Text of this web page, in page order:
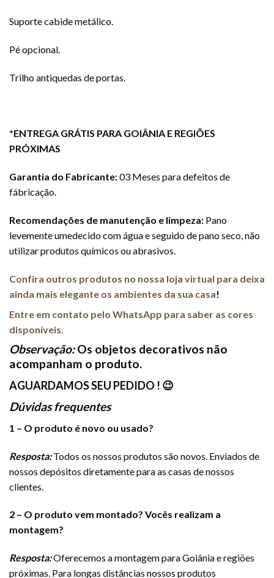
Suporte cabide metálico.
Pé opcional.
Trilho antiquedas de portas.
*ENTREGA GRÁTIS PARA GOIÂNIA E REGIÕES
PRÓXIMAS
Garantia do Fabricante:03 Meses para defeitos de
fábricação.
Recomendações de manutenção e limpeza: Pano
levemente umedecido com água e seguido de pano seco, não
utilizar produtos químicos ou abrasivos.
Confira outros produtos no nossa loja virtual para deixa
ainda mais elegante os ambientes da sua casa!
Entre em contato pelo WhatsApp para saber as cores
disponíveis.
Observação:Os objetos decorativos não
acompanham o produto.
AGUARDAMOS SEU PEDIDO ! 😉
Dúvidas frequentes
1 – O produto é novo ou usado?
Resposta:Todos os nossos produtos são novos. Enviados de
nossos depósitos diretamente para as casas de nossos
clientes.
2 – O produto vem montado? Vocês realizam a
montagem?
Resposta:Oferecemos a montagem para Goiânia e regiões
próximas. Para longas distâncias nossos produtos